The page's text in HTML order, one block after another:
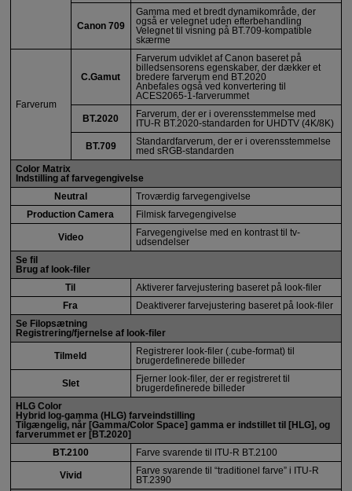
Canon 709
Gamma med et bredt dynamikområde, der
også er velegnet uden efterbehandling
Velegnet til visning på BT.709-kompatible
skærme
Farverum
C.Gamut
Farverum udviklet af Canon baseret på
billedsensorens egenskaber, der dækker et
bredere farverum end BT.2020
Anbefales også ved konvertering til
ACES2065-1-farverummet
BT.2020
Farverum, der er i overensstemmelse med
ITU-R BT.2020-standarden for UHDTV (4K/8K)
BT.709
Standardfarverum, der er i overensstemmelse
med sRGB-standarden
Color Matrix
Indstilling af farvegengivelse
Neutral
Troværdig farvegengivelse
Production Camera
Filmisk farvegengivelse
Video
Farvegengivelse med en kontrast til tv-
udsendelser
Se fil
Brug af look-filer
Til
Aktiverer farvejustering baseret på look-filer
Fra
Deaktiverer farvejustering baseret på look-filer
Se Filopsætning
Registrering/fjernelse af look-filer
Tilmeld
Registrerer look-filer (.cube-format) til
brugerdefinerede billeder
Slet
Fjerner look-filer, der er registreret til
brugerdefinerede billeder
HLG Color
Hybrid log-gamma (HLG) farveindstilling
Tilgængelig, når [Gamma/Color Space] gamma er indstillet til [HLG], og
farverummet er [BT.2020]
BT.2100
Farve svarende til ITU-R BT.2100
Vivid Farve svarende til “traditionel farve” i ITU-R
BT.2390